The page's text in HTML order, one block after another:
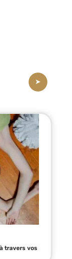
travers vos